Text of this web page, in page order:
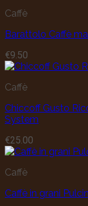
Caffè
Barattolo Caffè
€9.50
Caffè
Chiccoff Gusto
System
€25.00
Caffè
Caffè in grani